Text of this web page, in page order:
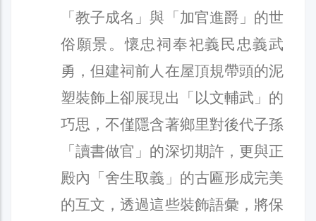
「教子成名」與「加官進爵」的世
俗願景。懷忠祠奉祀義民忠義武
勇，但建祠前人在屋頂規帶頭的泥
塑裝飾上卻展現出「以文輔武」的
巧思，不僅隱含著鄉里對後代子孫
「讀書做官」的深切期許，更與正
殿內「舍生取義」的古匾形成完美
的互文，透過這些裝飾語彙，將保